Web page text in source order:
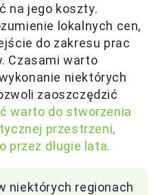
na jego koszty.
lokalnych cen,
do zakresu prac
Czasami warto
niektórych
zaoszczędzić
warto do stworzenia
przestrzeni,
przez długie lata.
niektórych regionach